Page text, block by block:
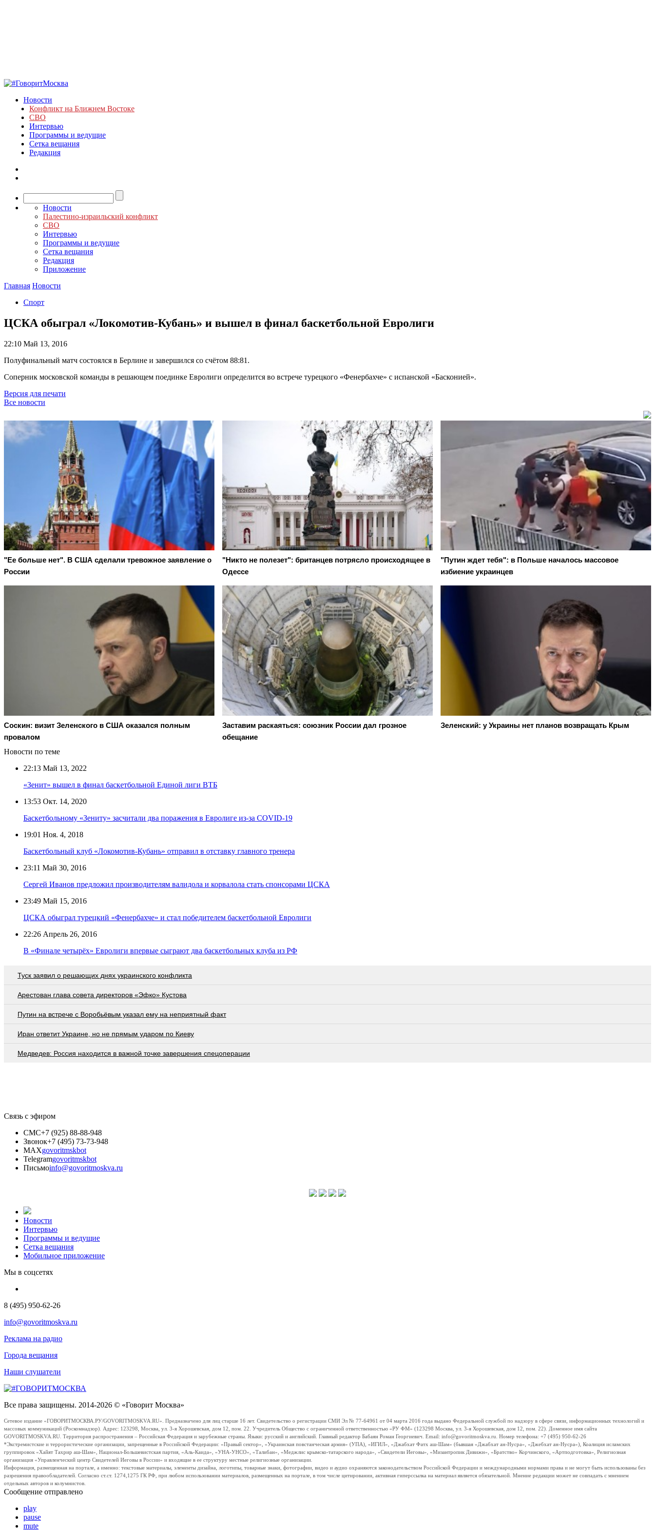
Новости
Конфликт на Ближнем Востоке
СВО
Интервью
Программы и ведущие
Сетка вещания
Редакция
Новости
Палестино-израильский конфликт
СВО
Интервью
Программы и ведущие
Сетка вещания
Редакция
Приложение
Главная Новости
Спорт
ЦСКА обыграл «Локомотив-Кубань» и вышел в финал баскетбольной Евролиги
22:10 Май 13, 2016
Полуфинальный матч состоялся в Берлине и завершился со счётом 88:81.
Соперник московской команды в решающем поединке Евролиги определится во встрече турецкого «Фенербахче» с испанской «Басконией».
Версия для печати
Все новости
"Ее больше нет". В США сделали тревожное заявление о
России
"Никто не полезет": британцев потрясло происходящее в
Одессе
"Путин ждет тебя": в Польше началось массовое
избиение украинцев
Соскин: визит Зеленского в США оказался полным
провалом
Заставим раскаяться: союзник России дал грозное
обещание
Зеленский: у Украины нет планов возвращать Крым
Новости по теме
22:13 Май 13, 2022
«Зенит» вышел в финал баскетбольной Единой лиги ВТБ
13:53 Окт. 14, 2020
Баскетбольному «Зениту» засчитали два поражения в Евролиге из-за COVID-19
19:01 Ноя. 4, 2018
Баскетбольный клуб «Локомотив-Кубань» отправил в отставку главного тренера
23:11 Май 30, 2016
Сергей Иванов предложил производителям валидола и корвалола стать спонсорами ЦСКА
23:49 Май 15, 2016
ЦСКА обыграл турецкий «Фенербахче» и стал победителем баскетбольной Евролиги
22:26 Апрель 26, 2016
В «Финале четырёх» Евролиги впервые сыграют два баскетбольных клуба из РФ
Туск заявил о решающих днях украинского конфликта
Арестован глава совета директоров «Эфко» Кустова
Путин на встрече с Воробьёвым указал ему на неприятный факт
Иран ответит Украине, но не прямым ударом по Киеву
Медведев: Россия находится в важной точке завершения спецоперации
Связь с эфиром
СМС+7 (925) 88-88-948
Звонок+7 (495) 73-73-948
MAXgovoritmskbot
Telegramgovoritmskbot
Письмоinfo@govoritmoskva.ru
Новости
Интервью
Программы и ведущие
Сетка вещания
Мобильное приложение
Мы в соцсетях
8 (495) 950-62-26
info@govoritmoskva.ru
Реклама на радио
Города вещания
Наши слушатели
Все права защищены. 2014-2026 © «Говорит Москва»
Сетевое издание «ГОВОРИТМОСКВА.РУ/GOVORITMOSKVA.RU». Предназначено для лиц старше 16 лет. Свидетельство о регистрации СМИ Эл № 77-64961 от 04 марта 2016 года выдано Федеральной службой по надзору в сфере связи, информационных технологий и
массовых коммуникаций (Роскомнадзор). Адрес: 123298, Москва, ул. 3-я Хорошевская, дом 12, пом. 22. Учредитель Общество с ограниченной ответственностью «РУ ФМ» (123298 Москва, ул. 3-я Хорошевская, дом 12, пом. 22). Доменное имя сайта
GOVORITMOSKVA.RU. Территория распространения – Российская Федерация и зарубежные страны. Языки: русский и английский. Главный редактор Бабаян Роман Георгиевич. Email: info@govoritmoskva.ru. Номер телефона: +7 (495) 950-62-26
*Экстремистские и террористические организации, запрещенные в Российской Федерации: «Правый сектор», «Украинская повстанческая армия» (УПА), «ИГИЛ», «Джабхат Фатх аш-Шам» (бывшая «Джабхат ан-Нусра», «Джебхат ан-Нусра»), Коалиция исламских
группировок «Хайят Тахрир аш-Шам», Национал-Большевистская партия, «Аль-Каида», «УНА-УНСО», «Талибан», «Меджлис крымско-татарского народа», «Свидетели Иеговы», «Мизантропик Дивижн», «Братство» Корчинского, «Артподготовка», Религиозная
организация «Управленческий центр Свидетелей Иеговы в России» и входящие в ее структуру местные религиозные организации.
Информация, размещенная на портале, а именно: текстовые материалы, элементы дизайна, логотипы, товарные знаки, фотографии, видео и аудио охраняются законодательством Российской Федерации и международными нормами права и не могут быть использованы без
разрешения правообладателей. Согласно ст.ст. 1274,1275 ГК РФ, при любом использовании материалов, размещенных на портале, в том числе цитировании, активная гиперссылка на материал является обязательной. Мнение редакции может не совпадать с мнением
отдельных авторов и колумнистов.
Сообщение отправлено
play
pause
mute